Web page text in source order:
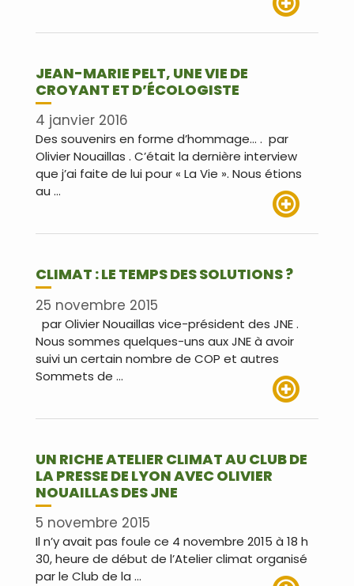
JEAN-MARIE PELT, UNE VIE DE
CROYANT ET D’ÉCOLOGISTE
4 janvier 2016
Des souvenirs en forme d’hommage… . par
Olivier Nouaillas . C’était la dernière interview
que j’ai faite de lui pour « La Vie ». Nous étions
au …
CLIMAT : LE TEMPS DES SOLUTIONS ?
25 novembre 2015
par Olivier Nouaillas vice-président des JNE .
Nous sommes quelques-uns aux JNE à avoir
suivi un certain nombre de COP et autres
Sommets de …
UN RICHE ATELIER CLIMAT AU CLUB DE
LA PRESSE DE LYON AVEC OLIVIER
NOUAILLAS DES JNE
5 novembre 2015
Il n’y avait pas foule ce 4 novembre 2015 à 18 h
30, heure de début de l’Atelier climat organisé
par le Club de la …